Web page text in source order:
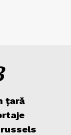
țară